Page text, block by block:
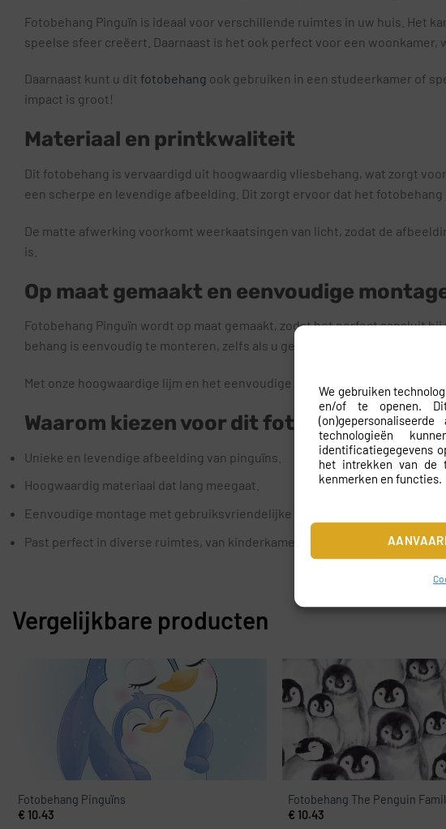
We gebruiken
en/of te openen.
technologieën
identificatiegegevens
het intrekken van de
kenmerken en functies.
Fotobehang Pinguïn is ideaal voor verschillende ruimtes in uw huis. Het
speelse sfeer creëert. Daarnaast is het ook perfect voor een woonkamer,
Daarnaast kunt u dit fotobehang ook gebruiken in een studeerkamer of
impact is groot!
Materiaal en printkwaliteit
Dit fotobehang is vervaardigd uit hoogwaardig vliesbehang, wat zorgt
een scherpe en levendige afbeelding. Dit zorgt ervoor dat het
De matte afwerking voorkomt weerkaatsingen van licht, zodat de
is.
Op maat gemaakt en eenvoudige
Fotobehang Pinguïn wordt op maat gemaakt, zodat het perfect aansluit
behang is eenvoudig te monteren, zelfs als u geen ervaren klussers
Met onze hoogwaardige lijm en het eenvoudige aanbrengsysteem kunt u
Waarom kiezen voor dit fotobehang
Unieke en levendige afbeelding van pinguïns.
Hoogwaardig materiaal dat lang meegaat.
Eenvoudige montage met gebruiksvriendelijke instructies.
Past perfect in diverse ruimtes, van kinderkamer tot woonkamer.
Vergelijkbare producten
Fotobehang Pinguïns
€ 10.43
Fotobehang The Penguin
€ 10.43